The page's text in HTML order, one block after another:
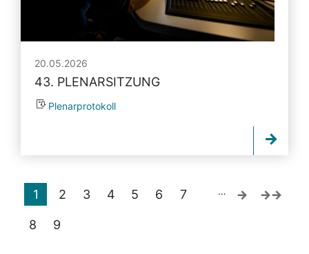
20.05.2026
43. PLENARSITZUNG
Plenarprotokoll
1 2 3 4 5 6 7
8 9
…